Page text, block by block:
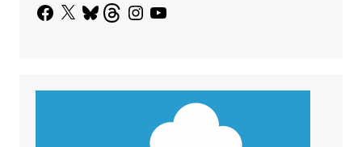
Facebook
X BlueskyThreadsInstagram
YouTube